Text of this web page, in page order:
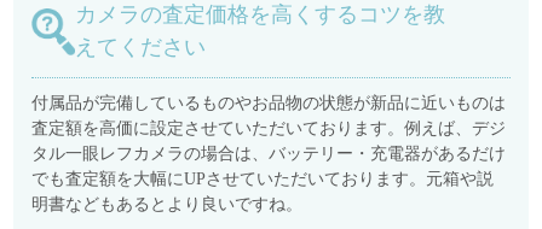
カメラの査定価格を高くするコツを教
えてください
付属品が完備しているものやお品物の状態が新品に近いものは
査定額を高価に設定させていただいております。例えば、デジ
タル一眼レフカメラの場合は、バッテリー・充電器があるだけ
でも査定額を大幅にUPさせていただいております。元箱や説
明書などもあるとより良いですね。